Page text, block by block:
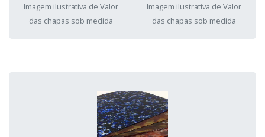
Imagem ilustrativa de Valor
das chapas sob medida
Imagem ilustrativa de Valor
das chapas sob medida